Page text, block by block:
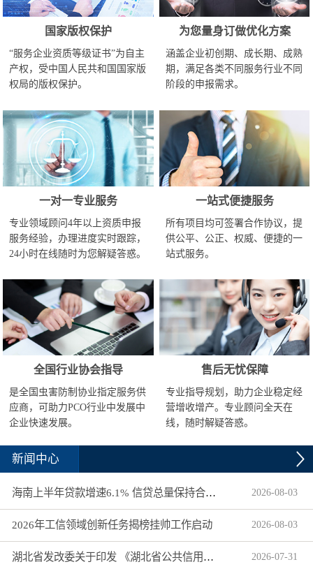
国家版权保护
“服务企业资质等级证书”为自主
产权，受中国人民共和国国家版
权局的版权保护。
为您量身订做优化方案
涵盖企业初创期、成长期、成熟
期，满足各类不同服务行业不同
阶段的申报需求。
一对一专业服务
专业领域顾问4年以上资质申报
服务经验，办理进度实时跟踪，
24小时在线随时为您解疑答惑。
一站式便捷服务
所有项目均可签署合作协议，提
供公平、公正、权威、便捷的一
站式服务。
全国行业协会指导
是全国虫害防制协业指定服务供
应商，可助力PCO行业中发展中
企业快速发展。
售后无忧保障
专业指导规划，助力企业稳定经
营增收增产。专业顾问全天在
线，随时解疑答惑。
新闻中心
海南上半年贷款增速6.1% 信贷总量保持合理平稳增长 2026-08-03
2026年工信领域创新任务揭榜挂帅工作启动 2026-08-03
湖北省发改委关于印发 《湖北省公共信用信息目录（2026年版）》的通知 2026-07-31